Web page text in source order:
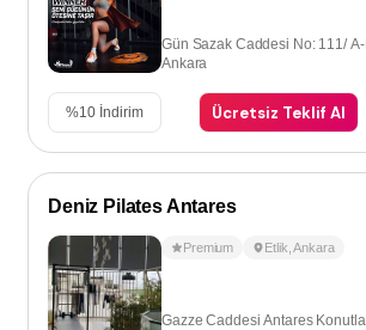
Gün Sazak Caddesi No: 111/
Ankara
%10 İndirim Ücretsiz Teklif Al
Deniz Pilates Antares
Premium Etlik ,Ankara
Gazze Caddesi Antares